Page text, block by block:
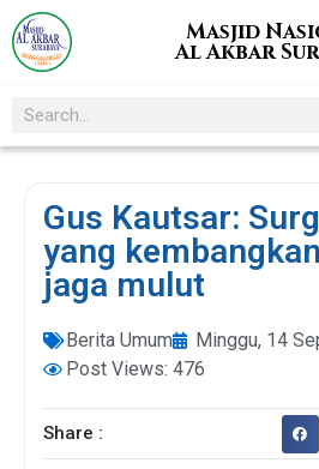
Masjid
Al Akbar
Gus Kautsar:
yang
jaga mulut
Berita Umum Minggu, 14
Post Views: 476
Share :